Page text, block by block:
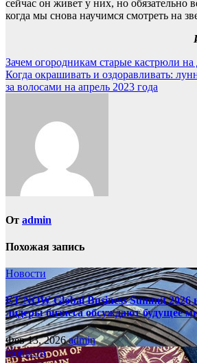
сейчас он живет у них, но обязательно
когда мы снова научимся смотреть на
Навигация
по
Зачем огородникам старые кастрюли на
Когда окрашивать и оздоравливать:
за волосами на апрель 2023 года
От admin
Похожая запись
Новости
ET NOW Global Business Summit 2026
лидеры бизнеса обсуждают будущее
Фев 13, 2026admin
Новости